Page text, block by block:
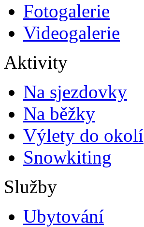
Fotogalerie
Videogalerie
Aktivity
Na sjezdovky
Na běžky
Výlety do okolí
Snowkiting
Služby
Ubytování